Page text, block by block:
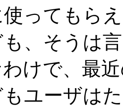
ってもら
、そうは
けで、最
ユーザは